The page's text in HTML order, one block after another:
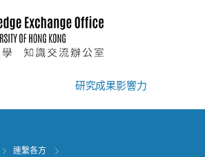
研究成果影響力
連繫各方